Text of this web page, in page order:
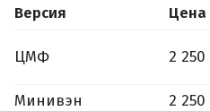
Версия Цена
ЦМФ 2
Минивэн
2